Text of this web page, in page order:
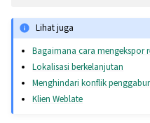
Lihat juga
Bagaimana cara mengekspor
Lokalisasi berkelanjutan
Menghindari konflik
Klien Weblate